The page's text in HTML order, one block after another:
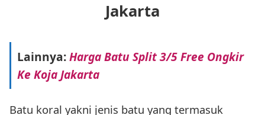
Jakarta
Lainnya:Harga Batu Split 3/5 Free Ongkir
Ke Koja Jakarta
Batu koral yakni jenis batu yang termasuk